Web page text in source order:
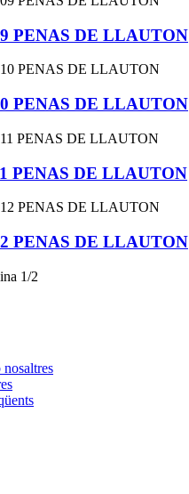
PENAS DE LLAUTON
PENAS DE LLAUTON
PENAS DE LLAUTON
PENAS DE LLAUTON
1/2
nosaltres